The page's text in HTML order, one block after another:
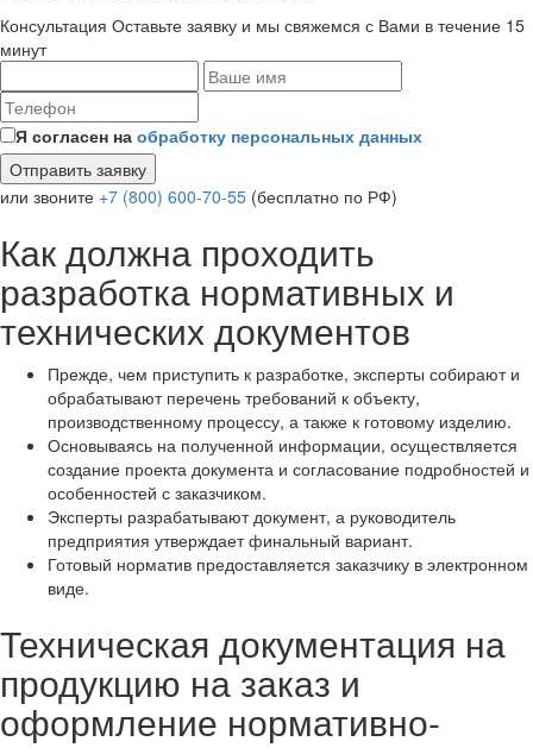
Консультация Оставьте заявку и мы свяжемся с Вами в течение 15
минут
Я согласен на обработку персональных данных
или звоните +7 (800) 600-70-55 (бесплатно по РФ)
Как должна проходить
разработка нормативных и
технических документов
Прежде, чем приступить к разработке, эксперты собирают и
обрабатывают перечень требований к объекту,
производственному процессу, а также к готовому изделию.
Основываясь на полученной информации, осуществляется
создание проекта документа и согласование подробностей и
особенностей с заказчиком.
Эксперты разрабатывают документ, а руководитель
предприятия утверждает финальный вариант.
Готовый норматив предоставляется заказчику в электронном
виде.
Техническая документация на
продукцию на заказ и
оформление нормативно-